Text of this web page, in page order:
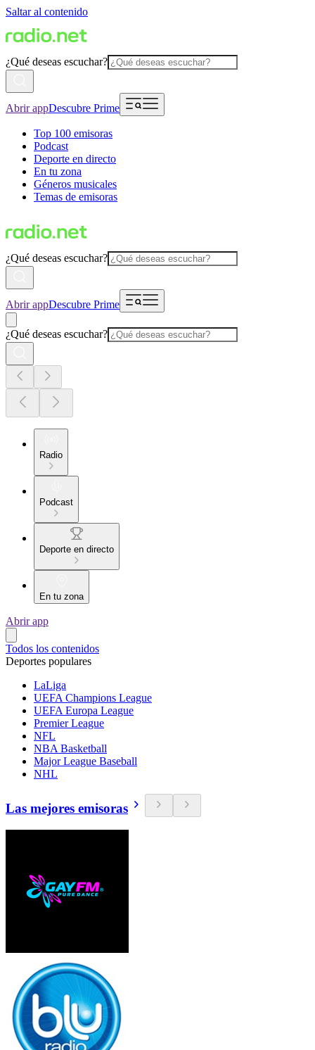
Saltar al contenido
¿Qué deseas escuchar?
Abrir appDescubre Prime
Top 100 emisoras
Podcast
Deporte en directo
En tu zona
Géneros musicales
Temas de emisoras
¿Qué deseas escuchar?
Abrir appDescubre Prime
¿Qué deseas escuchar?
Radio
Podcast
Deporte en directo
En tu zona
Abrir app
Todos los contenidos
Deportes populares
LaLiga
UEFA Champions League
UEFA Europa League
Premier League
NFL
NBA Basketball
Major League Baseball
NHL
Las mejores emisoras